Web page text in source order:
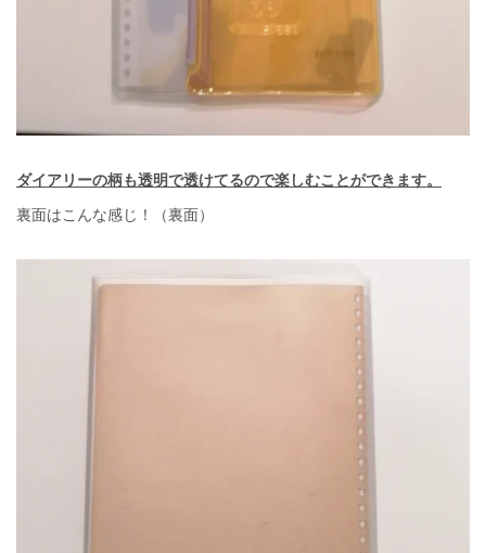
ダイアリーの柄も透明で透けてるので楽しむことができます。
裏面はこんな感じ！（裏面）